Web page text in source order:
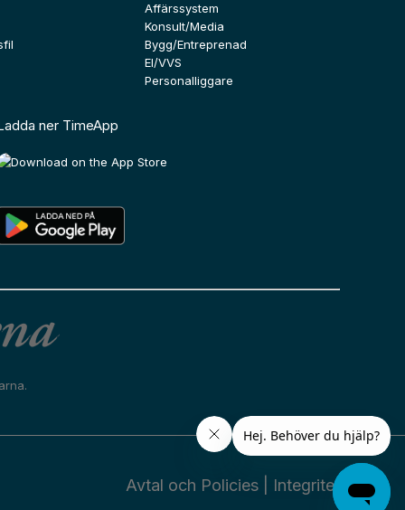
Affärssystem
Konsult/Media
Bygg/Entreprenad
El/VVS
Personalliggare
ner TimeApp
Avtal och Policies Integritet